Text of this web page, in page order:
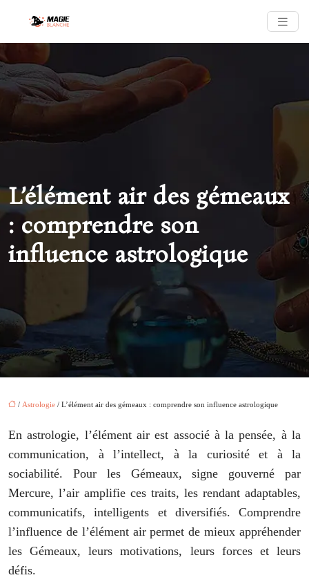
L’élément air des gémeaux
: comprendre son
influence astrologique
/ Astrologie / L’élément air des gémeaux : comprendre son influence astrologique
En astrologie, l’élément air est associé à la pensée, à la
communication, à l’intellect, à la curiosité et à la
sociabilité. Pour les Gémeaux, signe gouverné par
Mercure, l’air amplifie ces traits, les rendant adaptables,
communicatifs, intelligents et diversifiés. Comprendre
l’influence de l’élément air permet de mieux appréhender
les Gémeaux, leurs motivations, leurs forces et leurs
défis.